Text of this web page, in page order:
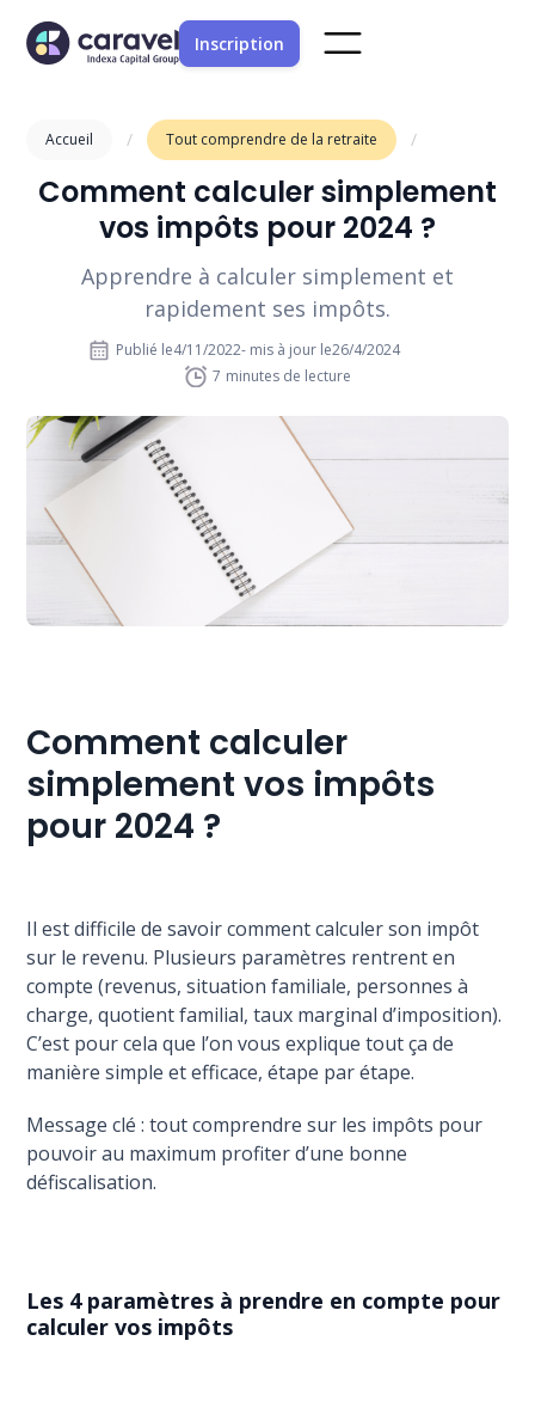
Inscription
Accueil / Tout comprendre de la retraite /
Comment calculer simplement
vos impôts pour 2024 ?
Apprendre à calculer simplement et
rapidement ses impôts.
Publié le4/11/2022- mis à jour le26/4/2024
7 minutes de lecture
Comment calculer
simplement vos impôts
pour 2024 ?
Il est difficile de savoir comment calculer son impôt
sur le revenu. Plusieurs paramètres rentrent en
compte (revenus, situation familiale, personnes à
charge, quotient familial, taux marginal d’imposition).
C’est pour cela que l’on vous explique tout ça de
manière simple et efficace, étape par étape.
Message clé : tout comprendre sur les impôts pour
pouvoir au maximum profiter d’une bonne
défiscalisation.
Les 4 paramètres à prendre en compte pour
calculer vos impôts